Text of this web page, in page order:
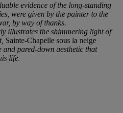
evidence of the long-standing
were given by the painter to the
by way of thanks.
illustrates the shimmering light of
Sainte-Chapelle sous la neige
and pared-down aesthetic that
life.